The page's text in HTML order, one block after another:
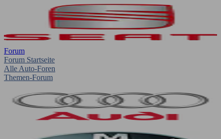
Forum
Forum Startseite
Alle Auto-Foren
Themen-Forum